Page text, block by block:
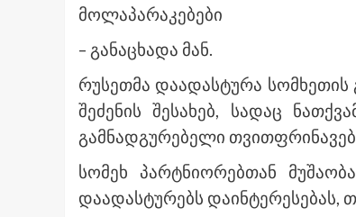
მოლაპარაკებები
– განაცხადა მან.
რუსეთმა დაადასტურა
შეძენის შესახებ, სადაც
გამნადგურებელი
სომეხ პარტნიორებთან
დაადასტურებს დაინტერესებას,